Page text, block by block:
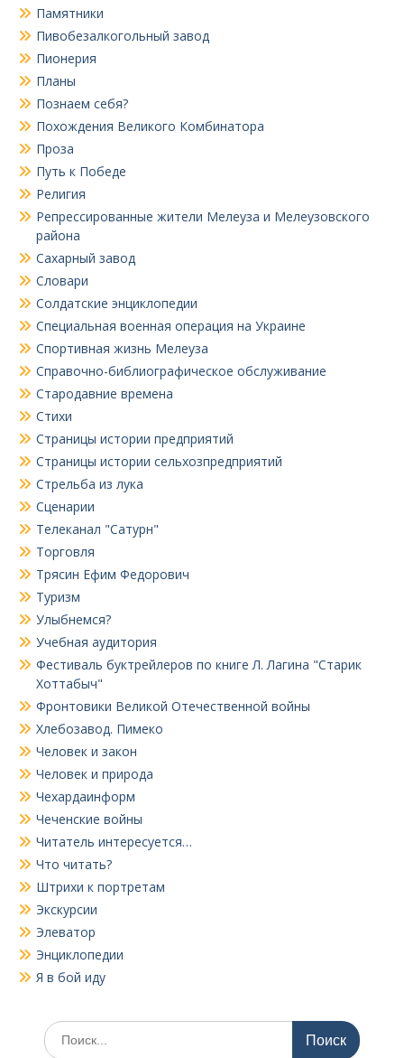
Памятники
Пивобезалкогольный завод
Пионерия
Планы
Познаем себя?
Похождения Великого Комбинатора
Проза
Путь к Победе
Религия
Репрессированные жители Мелеуза и Мелеузовского
района
Сахарный завод
Словари
Солдатские энциклопедии
Специальная военная операция на Украине
Спортивная жизнь Мелеуза
Справочно-библиографическое обслуживание
Стародавние времена
Стихи
Страницы истории предприятий
Страницы истории сельхозпредприятий
Стрельба из лука
Сценарии
Телеканал "Сатурн"
Торговля
Трясин Ефим Федорович
Туризм
Улыбнемся?
Учебная аудитория
Фестиваль буктрейлеров по книге Л. Лагина "Старик
Хоттабыч"
Фронтовики Великой Отечественной войны
Хлебозавод. Пимеко
Человек и закон
Человек и природа
Чехардаинформ
Чеченские войны
Читатель интересуется…
Что читать?
Штрихи к портретам
Экскурсии
Элеватор
Энциклопедии
Я в бой иду
Поиск
по: